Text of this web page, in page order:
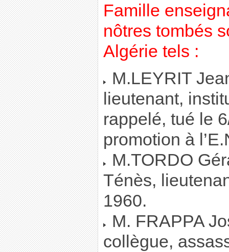
Famille
nôtres tombés
Algérie tels :
M.LEYRIT
lieutenant,
rappelé, tué le
promotion à
M.TORDO
Ténès,
1960.
M. FRAPPA
collègue,